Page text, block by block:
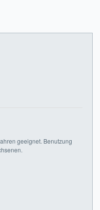
geeignet. Benutzung